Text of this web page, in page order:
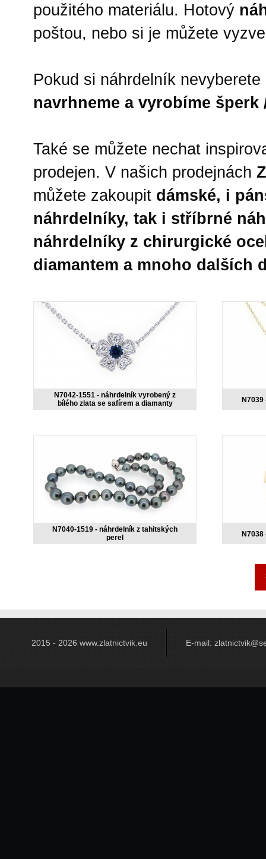
použitého materiálu. Hotový
poštou, nebo si je můžete
Pokud si náhrdelník
navrhneme a vyrobíme
Také se můžete nechat
prodejen. V našich prodejnách
můžete zakoupit dámské, i
náhrdelníky, tak i stříbrné
náhrdelníky z chirurgické
diamantem a mnoho dalších
N7042-1551 - náhrdelník vyrobený z
bílého zlata se safírem a diamanty
N7040-1519 - náhrdelník z tahitských
perel
2015 - 2026 www.zlatnictvik.eu E-mail: